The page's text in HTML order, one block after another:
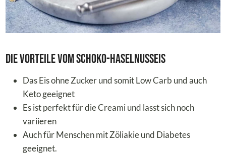
Die Vorteile vom Schoko-Haselnusseis
Das Eis ohne Zucker und somit Low Carb und auch
Keto geeignet
Es ist perfekt für die Creami und lasst sich noch
variieren
Auch für Menschen mit Zöliakie und Diabetes
geeignet.